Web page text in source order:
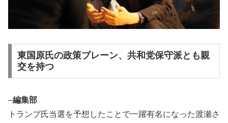
東国原氏の政策ブレーン、共和党保守派とも親
交を持つ
–編集部
トランプ氏当選を予想したことで一躍有名になった渡瀬さ